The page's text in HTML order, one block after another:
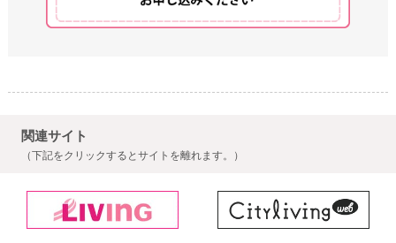
関連サイト
（下記をクリックするとサイトを離れます。）